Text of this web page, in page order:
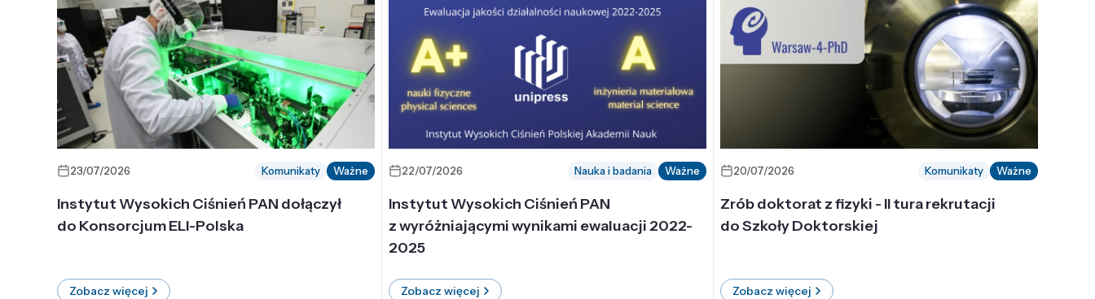
23/07/2026 Komunikaty Ważne
Instytut Wysokich Ciśnień PAN dołączył
do Konsorcjum ELI-Polska
Zobacz więcej
22/07/2026 Nauka i badania Ważne
Instytut Wysokich Ciśnień PAN
z wyróżniającymi wynikami ewaluacji 2022-
2025
Zobacz więcej
20/07/2026 Komunikaty Ważne
Zrób doktorat z fizyki - II tura rekrutacji
do Szkoły Doktorskiej
Zobacz więcej